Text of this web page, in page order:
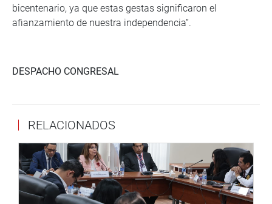
bicentenario, ya que estas gestas significaron el
afianzamiento de nuestra independencia”.
DESPACHO CONGRESAL
RELACIONADOS